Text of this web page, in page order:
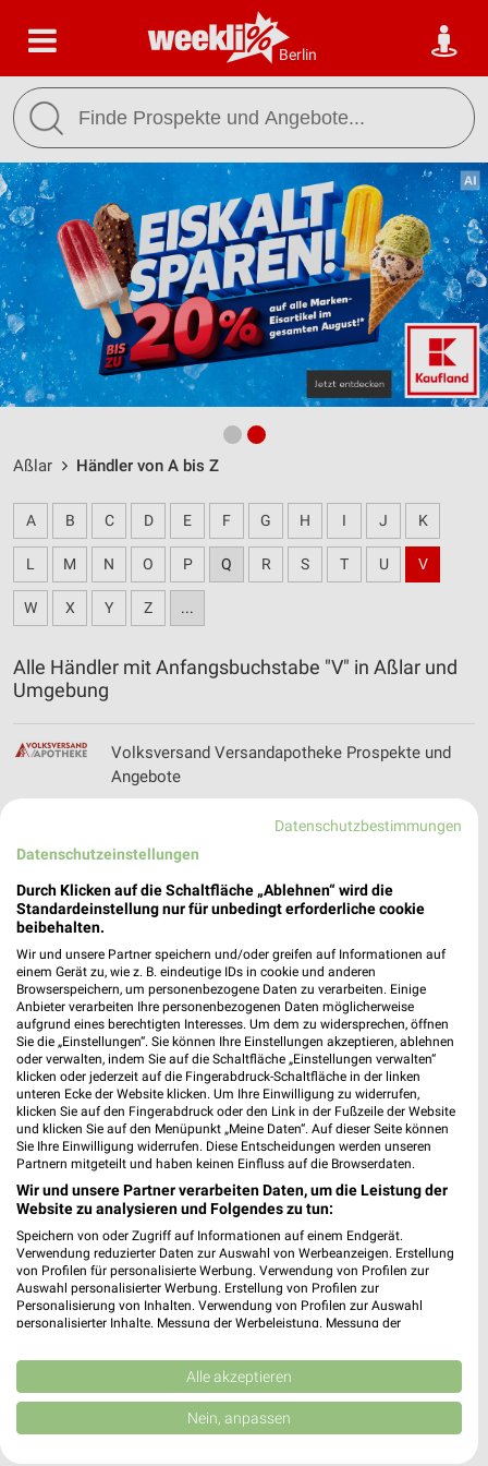
Berlin
Aßlar Händler von A bis Z
A B C D E F G H I J K
L M N O P Q R S T U V
W X Y Z ...
Alle Händler mit Anfangsbuchstabe "V" in Aßlar und
Umgebung
Volksversand Versandapotheke Prospekte und
Angebote
Vorwerk Angebote im aktuellen Prospekt für
Frankfurt
Noch mehr Angebote in
der weekli App!
Jetzt kostenlos laden
Prospekte App für iOS
Kostenlos im App Store erhältlich
Datenschutzbestimmungen
Datenschutzeinstellungen
Durch Klicken auf die Schaltfläche „Ablehnen“ wird die
Standardeinstellung nur für unbedingt erforderliche cookie
beibehalten.
Wir und unsere Partner speichern und/oder greifen auf Informationen auf
einem Gerät zu, wie z. B. eindeutige IDs in cookie und anderen
Browserspeichern, um personenbezogene Daten zu verarbeiten. Einige
Anbieter verarbeiten Ihre personenbezogenen Daten möglicherweise
aufgrund eines berechtigten Interesses. Um dem zu widersprechen, öffnen
Sie die „Einstellungen“. Sie können Ihre Einstellungen akzeptieren, ablehnen
oder verwalten, indem Sie auf die Schaltfläche „Einstellungen verwalten“
klicken oder jederzeit auf die Fingerabdruck-Schaltfläche in der linken
unteren Ecke der Website klicken. Um Ihre Einwilligung zu widerrufen,
klicken Sie auf den Fingerabdruck oder den Link in der Fußzeile der Website
und klicken Sie auf den Menüpunkt „Meine Daten“. Auf dieser Seite können
Sie Ihre Einwilligung widerrufen. Diese Entscheidungen werden unseren
Partnern mitgeteilt und haben keinen Einfluss auf die Browserdaten.
Wir und unsere Partner verarbeiten Daten, um die Leistung der
Website zu analysieren und Folgendes zu tun:
Speichern von oder Zugriff auf Informationen auf einem Endgerät.
Verwendung reduzierter Daten zur Auswahl von Werbeanzeigen. Erstellung
von Profilen für personalisierte Werbung. Verwendung von Profilen zur
Auswahl personalisierter Werbung. Erstellung von Profilen zur
Personalisierung von Inhalten. Verwendung von Profilen zur Auswahl
personalisierter Inhalte. Messung der Werbeleistung. Messung der
Kombinationen von Daten aus verschiedenen Quellen. Entwicklung und
Verbesserung der Angebote. Verwendung reduzierter Daten zur Auswahl
von Inhalten.
Daten können außerhalb der Europäischen Union weitergegeben und in die
USA gesendet werden.
Alle akzeptieren
Nein, anpassen